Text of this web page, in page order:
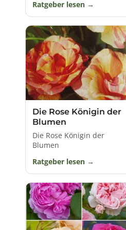
Rückschnitt:Ein jährlicher
Blühfreudigkeit und
erfolgt im Frühjahr oder
Düngung:Eine
regelmäßige
Frühjahr und
Gießen:Rosen mögen
Vor allem in
Gießen
Mulchen:
Eine
unterdrückt Unkraut,
Standort wählen:
sonnigen Standort mit
mischen Sie etwas
Pflanzloch vorbereiten:
großes Pflanzloch und
dass der
unter der
Ratgeber lesen
Die Rose Königin der
Blumen
Die Rose Königin der
Blumen
Ratgeber lesen